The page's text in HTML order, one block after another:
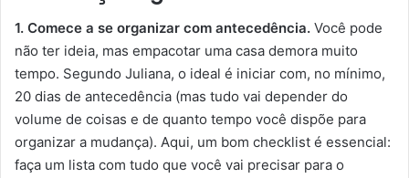
1. Comece a se organizar com antecedência. Você pode
não ter ideia, mas empacotar uma casa demora muito
tempo. Segundo Juliana, o ideal é iniciar com, no mínimo,
20 dias de antecedência (mas tudo vai depender do
volume de coisas e de quanto tempo você dispõe para
organizar a mudança). Aqui, um bom checklist é essencial:
faça um lista com tudo que você vai precisar para o